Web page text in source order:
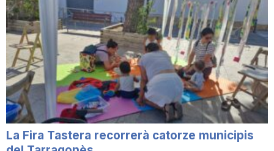
d
e
T
a
La Fira Tastera recorrerà catorze municipis